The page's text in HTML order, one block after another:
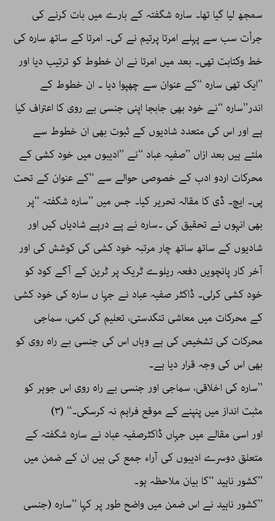
سمجھ لیا گیا تھا۔ سارہ شگفتہ کے بارے میں بات کرنے کی
جرأت سب سے پہلے امرتا پرتیم نے کی۔ امرتا کے ساتھ سارہ کی
خط وکتابت تھی۔ بعد میں امرتا نے ان خطوط کو ترتیب دیا اور
’’ایک تھی سارہ ‘‘کے عنوان سے چھپوا دیا ۔ ان خطوط کے
اندر’’سارہ ‘‘نے خود بھی جابجا اپنی جنسی بے روی کا اعتراف کیا
ہے اور اس کی متعدد شادیوں کے ثبوت بھی ان خطوط سے
ملتے ہیں بعد ازاں ’’صفیہ عباد ‘‘نے ’’ادیبوں میں خود کشی کے
محرکات اردو ادب کے خصوصی حوالے سے ‘‘کے عنوان کے تحت
پی۔ ایچ۔ ڈی کا مقالہ تحریر کیا۔ جس میں ’’سارہ شگفتہ ‘‘پر
بھی انہوں نے تحقیق کی ۔سارہ نے پے درپے شادیاں کیں اور
شادیوں کے ساتھ ساتھ چار مرتبہ خود کشی کی کوشش کی اور
آخر کار پانچویں دفعہ ریلوے ٹریک پر ٹرین کے آگے کود کو
خود کشی کرلی۔ ڈاکٹر صفیہ عباد نے جہا ں سارہ کی خود کشی
کے محرکات میں معاشی تنگدستی، تعلیم کی کمی، سماجی
محرکات کی تشخیص کی ہے وہاں اس کی جنسی بے راہ روی کو
بھی اس کی وجہ قرار دیا ہے۔
’’سارہ کی اخلاقی، سماجی اور جنسی بے راہ روی اس جوہر کو
مثبت انداز میں پنپنے کے موقع فراہم نہ کرسکی۔‘‘ (۳)
اور اسی مقالے میں جہاں ڈاکٹرصفیہ عباد نے سارہ شگفتہ کے
متعلق دوسرے ادیبوں کی آراء جمع کی ہیں ان کے ضمن میں
’’کشور ناہید ‘‘کا بیان ملاحظہ ہو۔
’’کشور ناہید نے اس ضمن میں واضح طور پر کہا ’’سارہ (جنسی